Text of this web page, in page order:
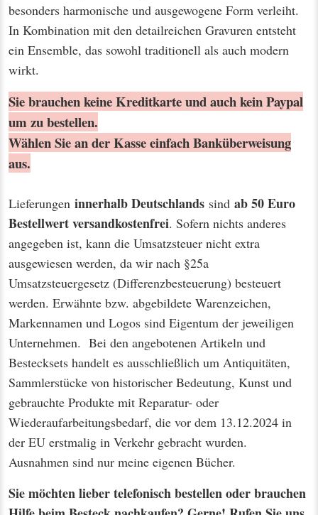
besonders harmonische und ausgewogene Form verleiht.
In Kombination mit den detailreichen Gravuren entsteht
ein Ensemble, das sowohl traditionell als auch modern
wirkt.
Sie brauchen keine Kreditkarte und auch kein Paypal
um zu bestellen.
Wählen Sie an der Kasse einfach Banküberweisung
aus.
Lieferungen innerhalb Deutschlands sind ab 50 Euro
Bestellwertversandkostenfrei. Sofern nichts anderes
angegeben ist, kann die Umsatzsteuer nicht extra
ausgewiesen werden, da wir nach §25a
Umsatzsteuergesetz (Differenzbesteuerung) besteuert
werden. Erwähnte bzw. abgebildete Warenzeichen,
Markennamen und Logos sind Eigentum der jeweiligen
Unternehmen. Bei den angebotenen Artikeln und
Bestecksets handelt es ausschließlich um Antiquitäten,
Sammlerstücke von historischer Bedeutung, Kunst und
gebrauchte Produkte mit Reparatur- oder
Wiederaufarbeitungsbedarf, die vor dem 13.12.2024 in
der EU erstmalig in Verkehr gebracht wurden.
Ausnahmen sind nur meine eigenen Bücher.
Sie möchten lieber telefonisch bestellen oder brauchen